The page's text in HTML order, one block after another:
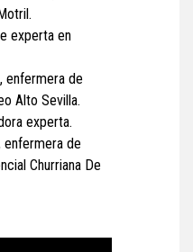
experta en
enfermera de
Alto Sevilla.
experta.
enfermera de
Churriana De